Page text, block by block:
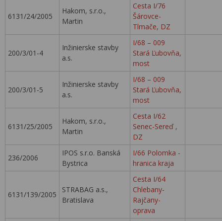
6131/24/2005
Hakom, s.r.o.,
Martin
Cesta I/76
Šárovce-
Tlmače, DZ
200/3/01-4
Inžinierske stavby
a.s.
I/68 – 009
Stará Ľubovňa,
most
200/3/01-5
Inžinierske stavby
a.s.
I/68 – 009
Stará Ľubovňa,
most
6131/25/2005
Hakom, s.r.o.,
Martin
Cesta I/62
Senec-Sereď ,
DZ
236/2006
IPOS s.r.o. Banská
Bystrica
I/66 Polomka -
hranica kraja
6131/139/2005
STRABAG a.s.,
Bratislava
Cesta I/64
Chlebany-
Rajčany-
oprava